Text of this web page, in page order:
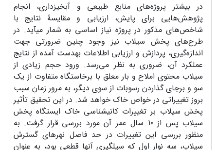
در بیشتر پروژه‌های منابع طبیعی و آبخیزداری، انجام
پژوهش‌هایی برای پایش، ارزیابی و مقایسۀ نتایج با
شاخص‌های مذکور در پروژه نیاز اساسی به شمار می­آید. در
طرح‌های پخش سیلاب نیز وجود چنین ضرورتی جهت
اندازه‌گیری، پردازش و ارزیابی اطلاعات به‏دست آمده از نتایج
عملکرد آن، ضروری به نظر می‌رسد. ورود حجم زیادی از
سیلاب محتوی املاح و بار معلق با برخاستگاه متفاوت از یک
سو و برجای گذاردن رسوبات از سوی دیگر، به مرور زمان سبب
بروز تغییراتی در خواص خاک خواهد شد. در این تحقیق تأثیر
پخش سیلاب بر تغییرات کانی­شناسی خاک ایستگاه پخش
سیلاب پس از 10 سال عمر آن مورد بررسی قرار گرفت. به
منظور بررسی این تغییرات در حد فاصل نهرهای گسترش
سیلاب، سه نوار اول که سیل­گیری آن­ها قطعی بود، به عنوان